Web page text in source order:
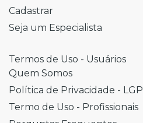
Cadastrar
Seja um Especialista
Termos de Uso - Usuários
Quem Somos
Política de Privacidade -
Termo de Uso - Profissionais